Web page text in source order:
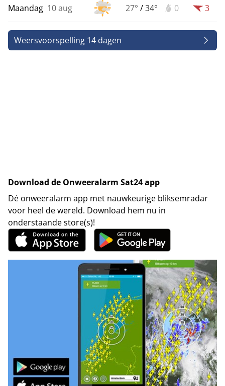
Maandag 10 aug 27° /34° 0 3
Weersvoorspelling 14 dagen
Download de Onweeralarm Sat24 app
Dé onweeralarm app met nauwkeurige bliksemradar
voor heel de wereld. Download hem nu in
onderstaande store(s)!